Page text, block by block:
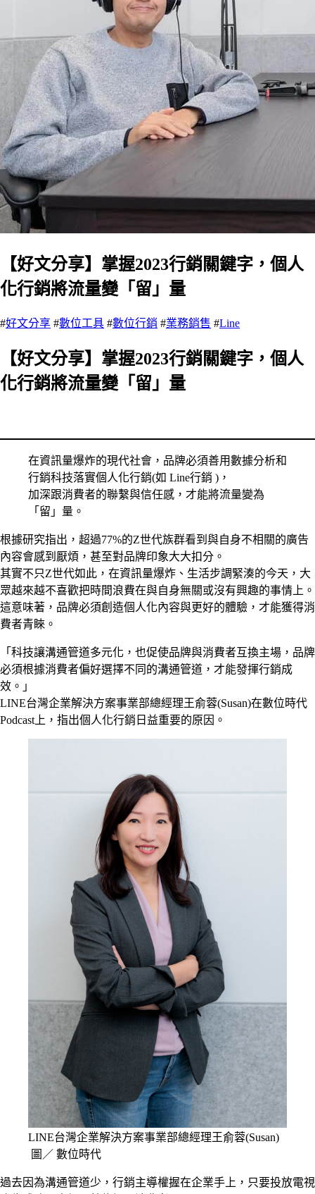
【好文分享】掌握2023行銷關鍵字，個人
化行銷將流量變「留」量
#好文分享 #數位工具 #數位行銷 #業務銷售 #Line
【好文分享】掌握2023行銷關鍵字，個人
化行銷將流量變「留」量
在資訊量爆炸的現代社會，品牌必須善用數據分析和
行銷科技落實個人化行銷(如 Line行銷 )，
加深跟消費者的聯繫與信任感，才能將流量變為
「留」量。
根據研究指出，超過77%的Z世代族群看到與自身不相關的廣告
內容會感到厭煩，甚至對品牌印象大大扣分。
其實不只Z世代如此，在資訊量爆炸、生活步調緊湊的今天，大
眾越來越不喜歡把時間浪費在與自身無關或沒有興趣的事情上。
這意味著，品牌必須創造個人化內容與更好的體驗，才能獲得消
費者青睞。
「科技讓溝通管道多元化，也促使品牌與消費者互換主場，品牌
必須根據消費者偏好選擇不同的溝通管道，才能發揮行銷成
效。」
LINE台灣企業解決方案事業部總經理王俞蓉(Susan)在數位時代
Podcast上，指出個人化行銷日益重要的原因。
LINE台灣企業解決方案事業部總經理王俞蓉(Susan)
圖／ 數位時代
過去因為溝通管道少，行銷主導權握在企業手上，只要投放電視